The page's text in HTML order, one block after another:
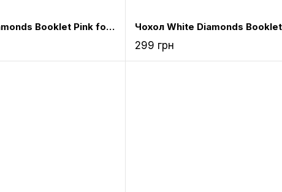
Чохол White Diamonds Booklet Pink for iPad Air (1161TRI41)
299 грн